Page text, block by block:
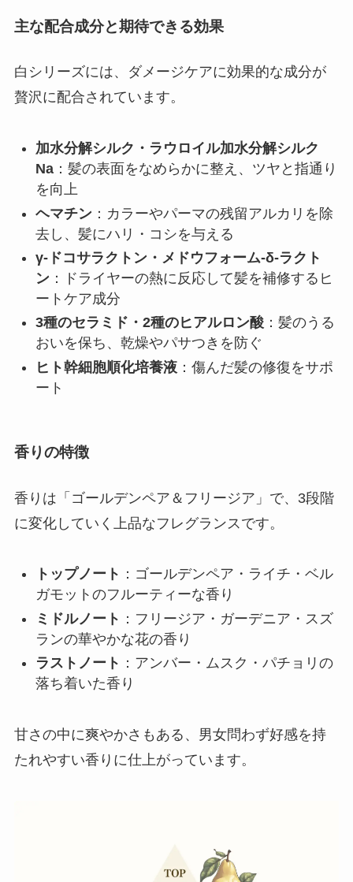
主な配合成分と期待できる効果
白シリーズには、ダメージケアに効果的な成分が
贅沢に配合されています。
加水分解シルク・ラウロイル加水分解シルク
Na：髪の表面をなめらかに整え、ツヤと指通り
を向上
ヘマチン：カラーやパーマの残留アルカリを除
去し、髪にハリ・コシを与える
γ-ドコサラクトン・メドウフォーム-δ-ラクト
ン：ドライヤーの熱に反応して髪を補修するヒ
ートケア成分
3種のセラミド・2種のヒアルロン酸：髪のうる
おいを保ち、乾燥やパサつきを防ぐ
ヒト幹細胞順化培養液：傷んだ髪の修復をサポ
ート
香りの特徴
香りは「ゴールデンペア＆フリージア」で、3段階
に変化していく上品なフレグランスです。
トップノート ：ゴールデンペア・ライチ・ベル
ガモットのフルーティーな香り
ミドルノート ：フリージア・ガーデニア・スズ
ランの華やかな花の香り
ラストノート ：アンバー・ムスク・パチョリの
落ち着いた香り
甘さの中に爽やかさもある、男女問わず好感を持
たれやすい香りに仕上がっています。